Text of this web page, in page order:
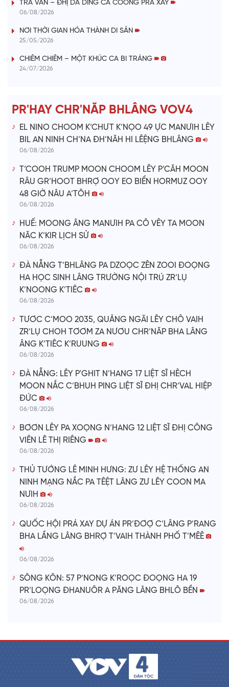
V
i
e
o
TRÀ VÂN – ĐHỊ DA DING CA COONG PRÁ XAY
06/08/2026
NƠI THỜI GIAN HÓA THÀNH DI SẢN
25/05/2026
CHIÊM CHIÊM – MỘT KHÚC CA BI TRÁNG
24/07/2026
PR'HAY CHR'NĂP BHLÂNG VOV4
EL NINO CHOOM K’CHƯT K’NỌO 49 ỰC MANƯIH LÊY
BIL AN NINH CH’NA ĐH’NĂH HI LÊỆNG BHLÂNG
06/08/2026
T’COOH TRUMP MOON CHOOM LÊY P’CĂH MOON
RÂU GR’HOOT BHRỢ OOY EO BIỂN HORMUZ OOY
48 GIỜ NÂU A’TÔH
06/08/2026
HUẾ: MOONG ÂNG MANƯIH PA CÔ VÊY TA MOON
NĂC K’KIR LỊCH SỬ
06/08/2026
ĐÀ NẴNG T’BHLÂNG PA DZOỌC ZÊN ZOOI ĐOỌNG
HA HỌC SINH LÂNG TRƯỜNG NỘI TRÚ ZR’LỤ
K’NOONG K’TIÊC
06/08/2026
TƯƠC C’MOO 2035, QUẢNG NGÃI LÊY CHÔ VAIH
ZR’LỤ CHOH TƠƠM ZA NƯƠU CHR’NĂP BHA LÂNG
ÂNG K’TIÊC K’RUUNG
06/08/2026
ĐÀ NẴNG: LÊY P'GHIT N’HANG 17 LIỆT SĨ HÊCH
MOON NẮC C’BHUH PING LIỆT SĨ ĐHỊ CHR’VAL HIỆP
ĐỨC
06/08/2026
BƠƠN LÊY PA XOỌNG N’HANG 12 LIỆT SĨ ĐHỊ CÔNG
VIÊN LÊ THỊ RIÊNG
06/08/2026
THỦ TƯỚNG LÊ MINH HƯNG: ZƯ LÊY HỆ THỐNG AN
NINH MẠNG NẮC PA TÊỆT LÂNG ZƯ LÊY COON MA
NƯIH
06/08/2026
QUỐC HỘI PRÁ XAY DỰ ÁN PR’ĐƠỢ C’LÂNG P’RANG
BHA LẦNG LÂNG BHRỢ T’VAIH THÀNH PHỐ T’MÊÊ
06/08/2026
SÔNG KÔN: 57 P’NONG K’ROỌC ĐOỌNG HA 19
PR’LOỌNG ĐHANUÔR A PĂNG LÂNG BHLÔ BỀN
06/08/2026